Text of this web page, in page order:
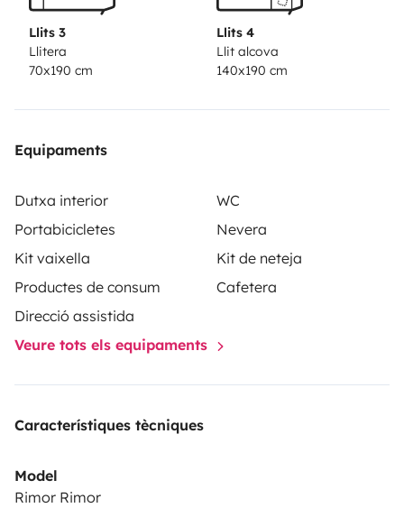
Llits 3
Llitera
70x190 cm
Llits 4
Llit alcova
140x190 cm
Equipaments
Dutxa interior
WC
Portabicicletes
Nevera
Kit vaixella
Kit de neteja
Productes de consum
Cafetera
Direcció assistida
Veure tots els equipaments
Característiques tècniques
Model
Rimor Rimor